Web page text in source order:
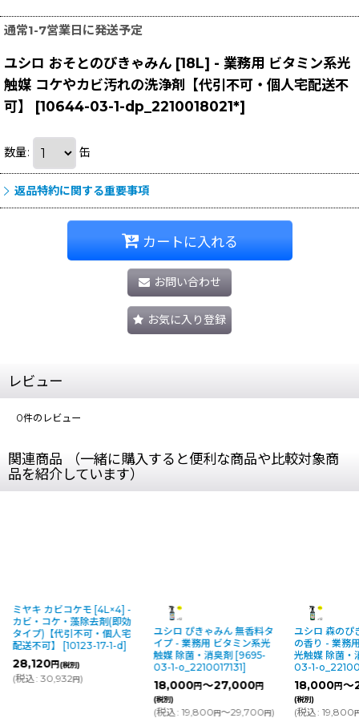
通常1-7営業日に発送予定
ユシロ おそとのぴきゃみん [18L] - 業務用 ビタミン系光
触媒 コケやカビ汚れの洗浄剤【代引不可・個人宅配送不
可】
[10644-03-1-dp_2210018021*]
数量: 缶
返品特約に関する重要事項
カートに入れる
お問い合わせ
お気に入り登録
レビュー
0件のレビュー
関連商品 （一緒に購入すると便利な商品や比較対象商
品を紹介しています）
ミヤキ カビコケモ [4L×4] -
カビ・コケ・藻除去剤(即効
タイプ)【代引不可・個人宅
配送不可】
[10123-17-1-d]
28,120円(税別)
(税込: 30,932円)
ユシロ ぴきゃみん 無香料タ
イプ - 業務用 ビタミン系光
触媒 除菌・消臭剤 [9695-
03-1-o_2210017131]
18,000円～27,000円
(税別)
(税込: 19,800円～29,700円)
ユシロ 森のぴ
の香り - 業務
光触媒 除菌・
03-1-
18,000円～
(税別)
(税込: 19,800